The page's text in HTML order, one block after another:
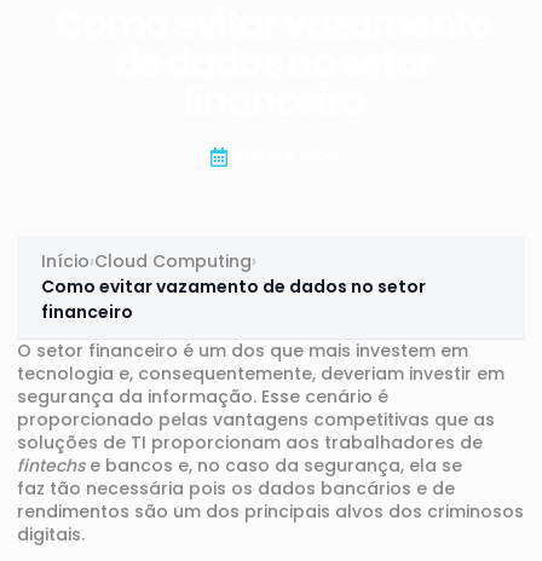
Início›Cloud Computing›
Como evitar vazamento de dados no setor
financeiro
O setor financeiro é um dos que mais investem em
tecnologia e, consequentemente, deveriam investir em
segurança da informação. Esse cenário é
proporcionado pelas vantagens competitivas que as
soluções de TI proporcionam aos trabalhadores de
fintechs e bancos e, no caso da segurança, ela se
faz tão necessária pois os dados bancários e de
rendimentos são um dos principais alvos dos criminosos
digitais.